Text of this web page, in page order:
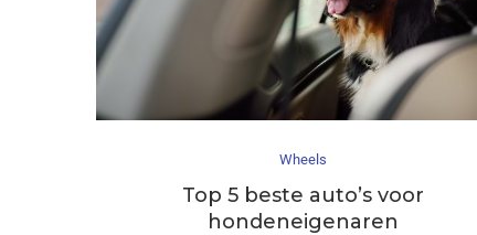
Wheels
Top 5 beste auto’s voor
hondeneigenaren